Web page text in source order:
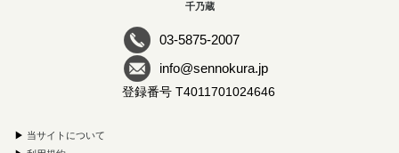
千乃蔵
03-5875-2007
info@sennokura.jp
登録番号 T4011701024646
▶ 当サイトについて